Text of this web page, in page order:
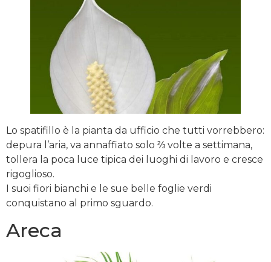
Lo spatifillo è la pianta da ufficio che tutti vorrebbero:
depura l’aria, va annaffiato solo ⅔ volte a settimana,
tollera la poca luce tipica dei luoghi di lavoro e cresce
rigoglioso.
I suoi fiori bianchi e le sue belle foglie verdi
conquistano al primo sguardo.
Areca